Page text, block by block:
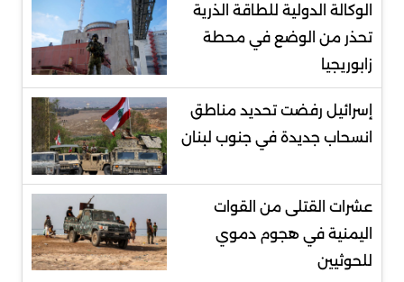
الوكالة الدولية للطاقة الذرية
تحذر من الوضع في محطة
زابوريجيا
إسرائيل رفضت تحديد مناطق
انسحاب جديدة في جنوب لبنان
عشرات القتلى من القوات
اليمنية في هجوم دموي
للحوثيين